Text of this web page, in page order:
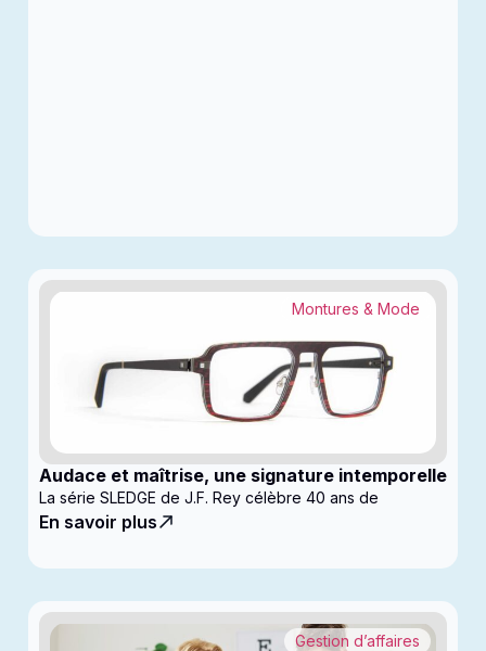
Audace et maîtrise, une signature intemporelle
Montures & Mode
La série SLEDGE de J.F. Rey célèbre 40 ans de
En savoir plus
Gestion d’affaires